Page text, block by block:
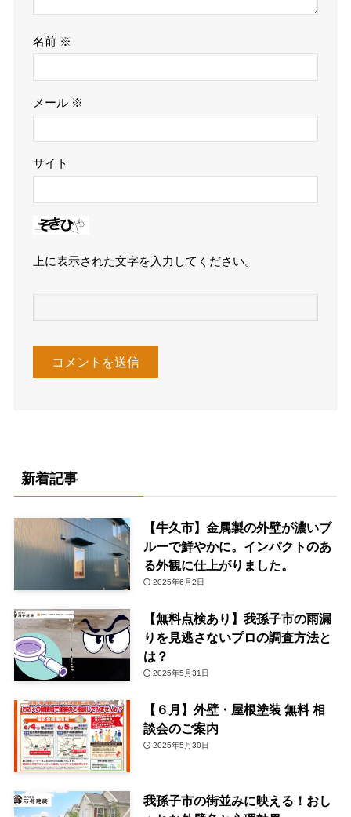
名前 ※
メール ※
サイト
上に表示された文字を入力してください。
新着記事
【牛久市】金属製の外壁が濃いブ
ルーで鮮やかに。インパクトのあ
る外観に仕上がりました。
2025年6月2日
【無料点検あり】我孫子市の雨漏
りを見逃さないプロの調査方法と
は？
2025年5月31日
【６月】外壁・屋根塗装 無料 相
談会のご案内
2025年5月30日
我孫子市の街並みに映える！おし